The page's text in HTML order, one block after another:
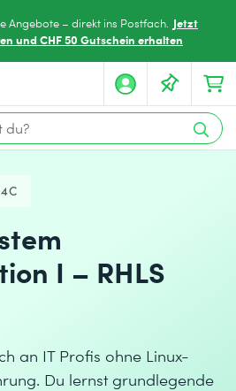
Angebote – direkt ins Postfach. Jetzt
und CHF 50 Gutschein erhalten
I – RHLS
an IT Profis ohne Linux-
Du lernst grundlegende